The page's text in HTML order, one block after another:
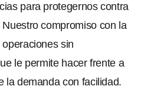
para protegernos contra
Nuestro compromiso con la
sin
le permite hacer frente a
la demanda con facilidad.